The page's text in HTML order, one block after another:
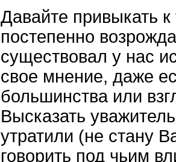
Давайте привыкать
постепенно
существовал у нас
свое мнение, даже
большинства или
Высказать
утратили (не стану
говорить под чьим